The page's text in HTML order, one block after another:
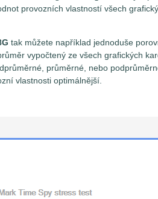
provozních vlastností všech
tak můžete například jednoduše
vypočtený ze všech grafických
průměrné, nebo
vlastnosti optimálnější.